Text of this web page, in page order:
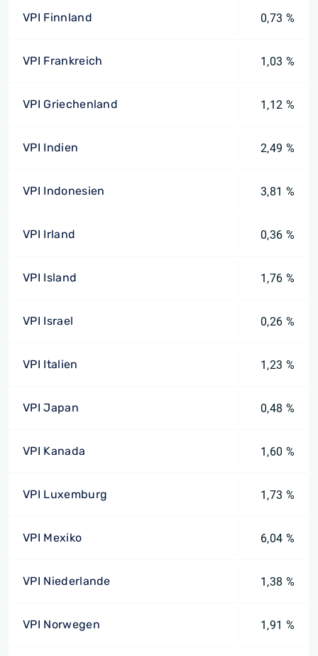
VPI Finnland 0,73 %
VPI Frankreich 1,03 %
VPI Griechenland 1,12 %
VPI Indien 2,49 %
VPI Indonesien 3,81 %
VPI Irland 0,36 %
VPI Island 1,76 %
VPI Israel 0,26 %
VPI Italien 1,23 %
VPI Japan 0,48 %
VPI Kanada 1,60 %
VPI Luxemburg 1,73 %
VPI Mexiko 6,04 %
VPI Niederlande 1,38 %
VPI Norwegen 1,91 %